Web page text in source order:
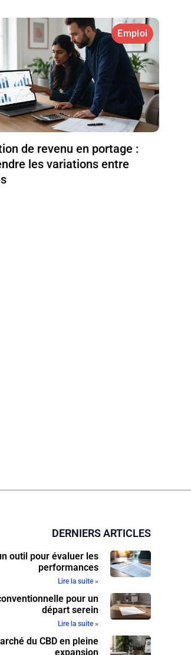
Emploi
de revenu en portage :
les variations entre
DERNIERS ARTICLES
outil pour évaluer les
performances
Lire la suite »
pour un
départ serein
Lire la suite »
du CBD en pleine
expansion